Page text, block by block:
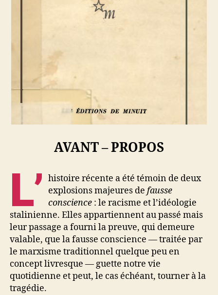
AVANT – PROPOS
L’ histoire récente a été témoin de deux
explosions majeures defausse
conscience : le racisme et l’idéologie
stalinienne. Elles appartiennent au passé mais
leur passage a fourni la preuve, qui demeure
valable, que la fausse conscience — traitée par
le marxisme traditionnel quelque peu en
concept livresque — guette notre vie
quotidienne et peut, le cas échéant, tourner à la
tragédie.